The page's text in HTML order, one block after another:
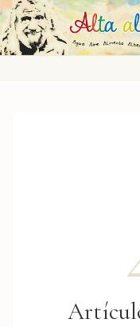
Saltar al contenido principal